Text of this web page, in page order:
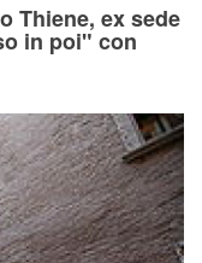
Thiene, ex sede
in poi" con